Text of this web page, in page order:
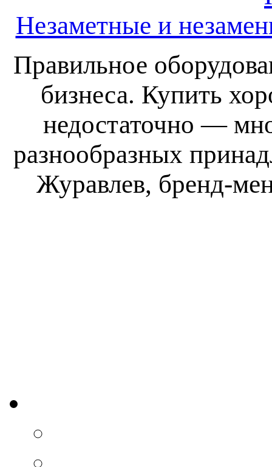
Незаметные и
Правильное
бизнеса. Купить
недостаточно —
разнообразных
Журавлев, бренд-